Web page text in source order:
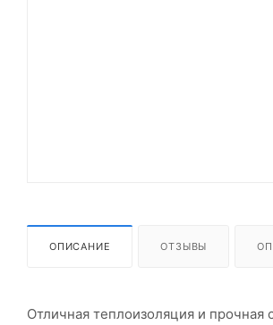
ОПИСАНИЕ ОТЗЫВЫ
Отличная теплоизоляция и прочная